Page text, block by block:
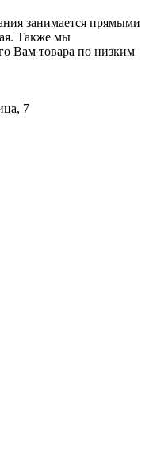
занимается прямыми
Также мы
Вам товара по низким
7